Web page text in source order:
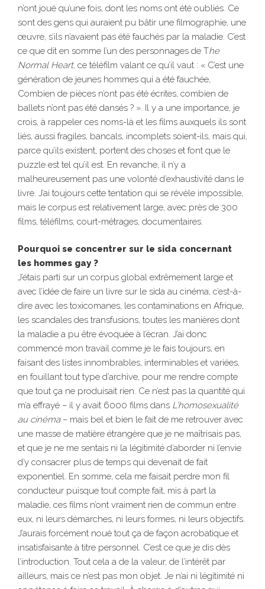
n’ont joué qu’une fois, dont les noms ont été oubliés. Ce
sont des gens qui auraient pu bâtir une filmographie, une
œuvre, s’ils n’avaient pas été fauchés par la maladie. C’est
ce que dit en somme l’un des personnages de The
Normal Heart, ce téléfilm valant ce qu’il vaut : « C’est une
génération de jeunes hommes qui a été fauchée,
Combien de pièces n’ont pas été écrites, combien de
ballets n’ont pas été dansés ? ». Il y a une importance, je
crois, à rappeler ces noms-là et les films auxquels ils sont
liés, aussi fragiles, bancals, incomplets soient-ils, mais qui,
parce qu’ils existent, portent des choses et font que le
puzzle est tel qu’il est. En revanche, il n’y a
malheureusement pas une volonté d’exhaustivité dans le
livre. J’ai toujours cette tentation qui se révèle impossible,
mais le corpus est relativement large, avec près de 300
films, téléfilms, court-métrages, documentaires.
Pourquoi se concentrer sur le sida concernant
les hommes gay ?
J’étais parti sur un corpus global extrêmement large et
avec l’idée de faire un livre sur le sida au cinéma, c’est-à-
dire avec les toxicomanes, les contaminations en Afrique,
les scandales des transfusions, toutes les manières dont
la maladie a pu être évoquée à l’écran. J’ai donc
commencé mon travail comme je le fais toujours, en
faisant des listes innombrables, interminables et variées,
en fouillant tout type d’archive, pour me rendre compte
que tout ça ne produisait rien. Ce n’est pas la quantité qui
m’a effrayé – il y avait 6000 films dans L’homosexualité
au cinéma– mais bel et bien le fait de me retrouver avec
une masse de matière étrangère que je ne maîtrisais pas,
et que je ne me sentais ni la légitimité d’aborder ni l’envie
d’y consacrer plus de temps qui devenait de fait
exponentiel. En somme, cela me faisait perdre mon fil
conducteur puisque tout compte fait, mis à part la
maladie, ces films n’ont vraiment rien de commun entre
eux, ni leurs démarches, ni leurs formes, ni leurs objectifs.
J’aurais forcément noué tout ça de façon acrobatique et
insatisfaisante à titre personnel. C’est ce que je dis dès
l’introduction. Tout cela a de la valeur, de l’intérêt par
ailleurs, mais ce n’est pas mon objet. Je n’ai ni légitimité ni